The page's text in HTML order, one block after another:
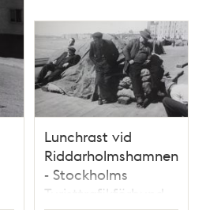
Lunchrast vid
Riddarholmshamnen
- Stockholms
Turisttrafikförbund